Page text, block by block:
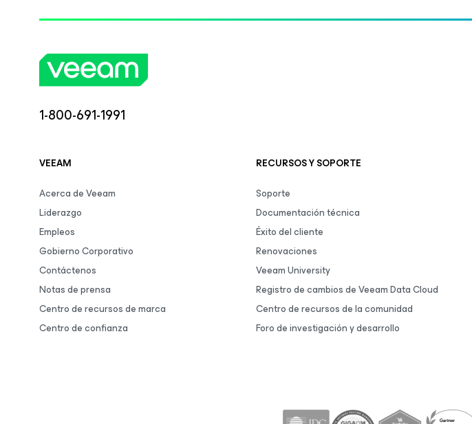
1-800-691-1991
VEEAM
Acerca de Veeam
Liderazgo
Empleos
Gobierno Corporativo
Contáctenos
Notas de prensa
Centro de recursos de marca
Centro de confianza
RECURSOS Y SOPORTE
Soporte
Documentación técnica
Éxito del cliente
Renovaciones
Veeam University
Registro de cambios de Veeam Data Cloud
Centro de recursos de la comunidad
Foro de investigación y desarrollo